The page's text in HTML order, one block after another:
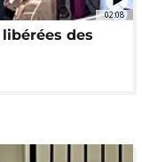
02:08
des